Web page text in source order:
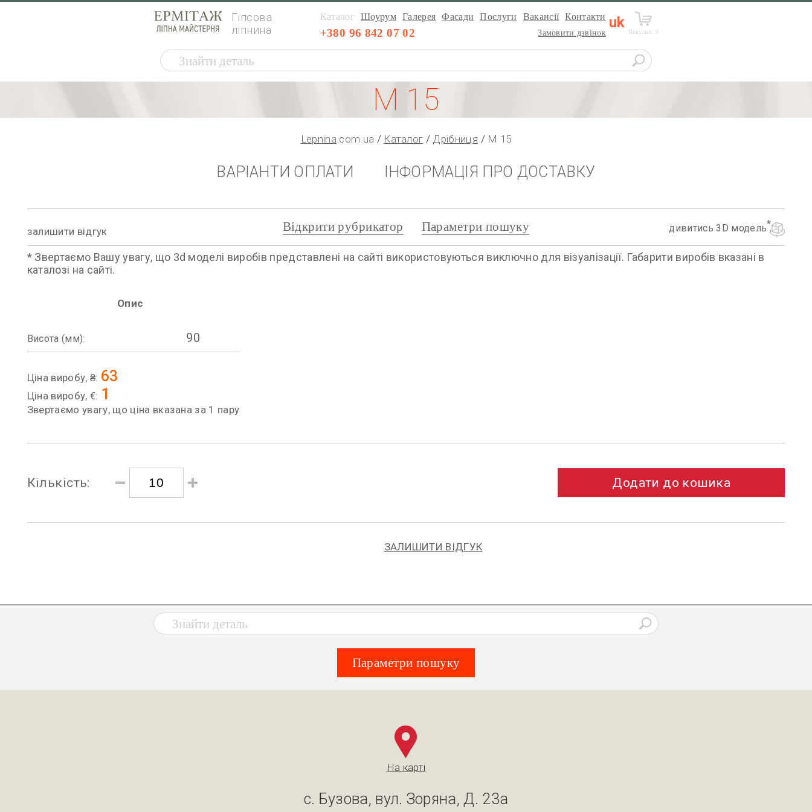
Гіпсова
ліпнина
Каталог Шоурум Галерея Фасади Послуги Вакансії Контакти
+380 96 842 07 02 Замовити дзвінок
uk
Покупки: 0
М 15
Lepnina.com.ua Каталог Дрібниця М 15
ВАРІАНТИ ОПЛАТИ ІНФОРМАЦІЯ ПРО ДОСТАВКУ
залишити відгук дивитись 3D модель
Відкрити рубрикатор Параметри пошуку
* Звертаємо Вашу увагу, що 3d моделі виробів представлені на сайті використовуються виключно для візуалізації. Габарити виробів вказані в
каталозі на сайті.
Опис
Висота (мм): 90
Ціна виробу, ₴: 63
Ціна виробу, €: 1
Звертаємо увагу, що ціна вказана за 1 пару
Кількість: Додати до кошика
ЗАЛИШИТИ ВІДГУК
Параметри пошуку
На карті
с. Бузова, вул. Зоряна, Д. 23а